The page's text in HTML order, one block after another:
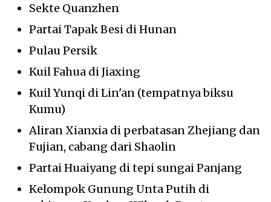
Sekte Quanzhen
Partai Tapak Besi di Hunan
Pulau Persik
Kuil Fahua di Jiaxing
Kuil Yunqi di Lin'an (tempatnya biksu
Kumu)
Aliran Xianxia di perbatasan Zhejiang dan
Fujian, cabang dari Shaolin
Partai Huaiyang di tepi sungai Panjang
Kelompok Gunung Unta Putih di